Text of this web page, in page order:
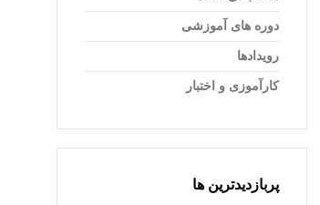
دوره های آموزشی
رویدادها
کارآموزی و اختبار
پربازدیدترین ها